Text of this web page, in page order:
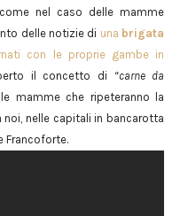
nel caso delle mamme
delle notizie di una brigata
con le proprie gambe in
il concetto di “carne da
mamme che ripeteranno la
noi, nelle capitali in bancarotta
Francoforte.